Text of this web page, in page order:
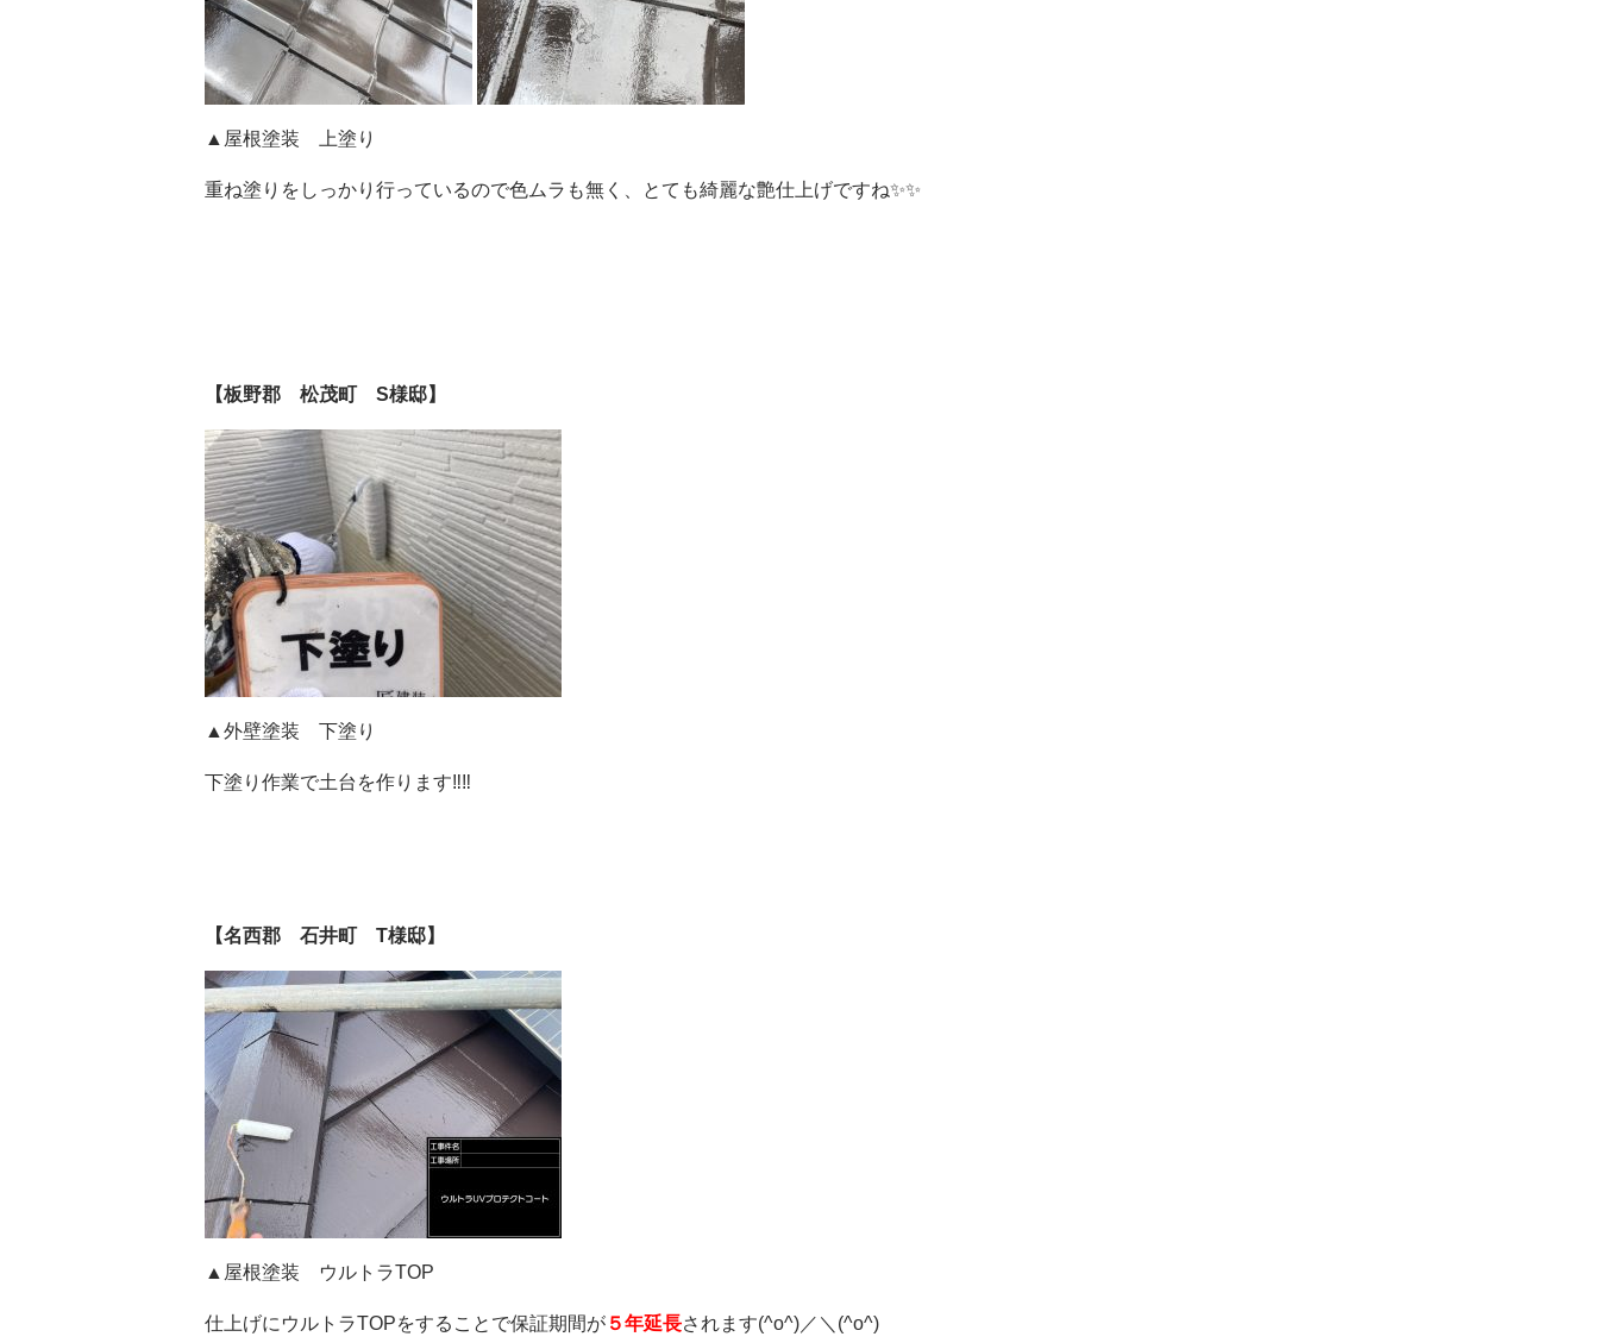
▲屋根塗装 上塗り
重ね塗りをしっかり行っているので色ムラも無く、とても綺麗な艶仕上げですね✨✨
【板野郡 松茂町 S様邸】
▲外壁塗装 下塗り
下塗り作業で土台を作ります‼️‼️
【名西郡 石井町 T様邸】
▲屋根塗装 ウルトラTOP
仕上げにウルトラTOPをすることで保証期間が ５年延長されます(^o^)／＼(^o^)